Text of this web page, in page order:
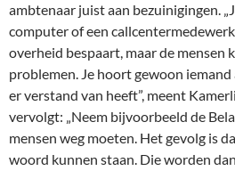
ambtenaar juist aan bezuinigingen.
computer of een
overheid bespaart, maar de mensen
problemen. Je hoort gewoon
er verstand van heeft”, meent
vervolgt: „Neem bijvoorbeeld de
mensen weg moeten. Het gevolg is
woord kunnen staan. Die worden